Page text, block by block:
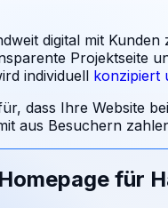
digital mit
Projektseite
individuell konzipiert
dass Ihre Website
aus Besuchern
für